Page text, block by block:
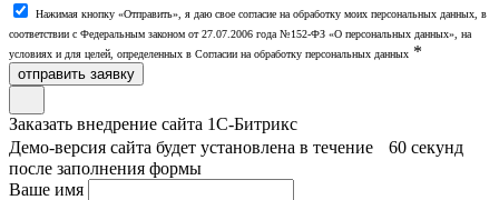
Нажимая кнопку «Отправить», я даю свое согласие на обработку моих персональных данных, в
соответствии с Федеральным законом от 27.07.2006 года №152-ФЗ «О персональных данных», на
условиях и для целей, определенных в Согласии на обработку персональных данных *
отправить заявку
Заказать внедрение сайта 1С-Битрикс
Демо-версия сайта будет установлена в течение 60 секунд
после заполнения формы
Ваше имя